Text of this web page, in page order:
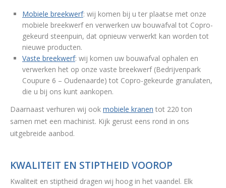
Mobiele breekwerf: wij komen bij u ter plaatse met onze
mobiele breekwerf en verwerken uw bouwafval tot Copro-
gekeurd steenpuin, dat opnieuw verwerkt kan worden tot
nieuwe producten.
Vaste breekwerf: wij komen uw bouwafval ophalen en
verwerken het op onze vaste breekwerf (Bedrijvenpark
Coupure 6 – Oudenaarde) tot Copro-gekeurde granulaten,
die u bij ons kunt aankopen.
Daarnaast verhuren wij ook mobiele kranen tot 220 ton
samen met een machinist. Kijk gerust eens rond in ons
uitgebreide aanbod.
KWALITEIT EN STIPTHEID VOOROP
Kwaliteit en stiptheid dragen wij hoog in het vaandel. Elk